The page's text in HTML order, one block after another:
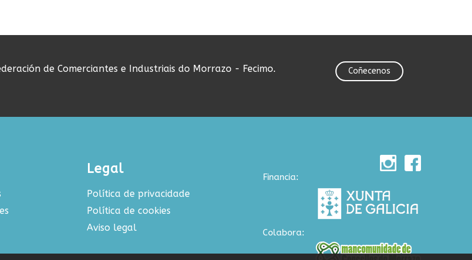
de Comerciantes e Industriais do Morrazo - Fecimo. Coñecenos
Legal
Política de privacidade
Política de cookies
Aviso legal
Financia:
Colabora: